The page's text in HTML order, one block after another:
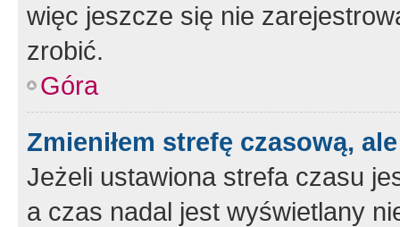
więc jeszcze się nie
zrobić.
Góra
Zmieniłem strefę czasową,
Jeżeli ustawiona strefa czasu
a czas nadal jest wyświetlany